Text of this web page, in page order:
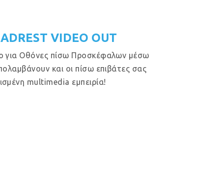
VIDEO OUT
για Οθόνες πίσω Προσκέφαλων μέσω
και οι πίσω επιβάτες σας
multimedia εμπειρία!